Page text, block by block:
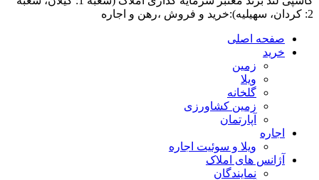
2: کردان، سهیلیه):خرید و فروش ،رهن و اجاره
صفحه اصلی
خرید
زمین
ویلا
گلخانه
زمین کشاورزی
آپارتمان
اجاره
ویلا و سوئیت اجاره
آژانس های املاک
نمایندگان